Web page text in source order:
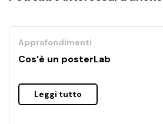
Approfondimenti
Cos’è un posterLab
Leggi tutto